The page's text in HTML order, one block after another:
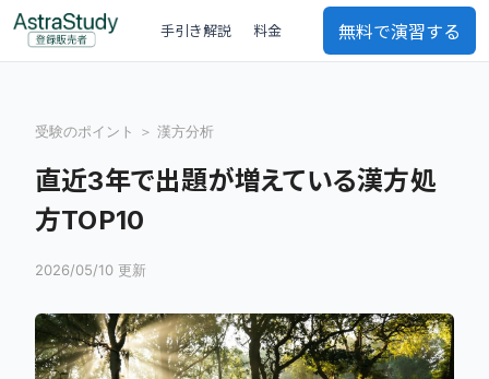
手引き解説 料金 無料で演習する
受験のポイント ＞ 漢方分析
直近3年で出題が増えている漢方処
方TOP10
2026/05/10 更新